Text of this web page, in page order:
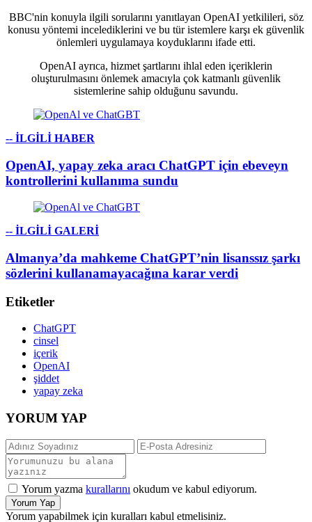
BBC'nin konuyla ilgili sorularını yanıtlayan OpenAI yetkilileri, söz
konusu yöntemi incelediklerini ve bu tür istemlere karşı ek güvenlik
önlemleri uygulamaya koyduklarını ifade etti.
OpenAI ayrıca, hizmet şartlarını ihlal eden içeriklerin
oluşturulmasını önlemek amacıyla çok katmanlı güvenlik
sistemlerine sahip olduğunu savundu.
-- İLGİLİ HABER
OpenAI, yapay zeka aracı ChatGPT için ebeveyn
kontrollerini kullanıma sundu
-- İLGİLİ GALERİ
Almanya’da mahkeme ChatGPT’nin lisanssız şarkı
sözlerini kullanamayacağına karar verdi
Etiketler
ChatGPT
cinsel
içerik
OpenAI
şiddet
yapay zeka
YORUM YAP
Yorum yazma kurallarını okudum ve kabul ediyorum.
Yorum Yap
Yorum yapabilmek için kuralları kabul etmelisiniz.